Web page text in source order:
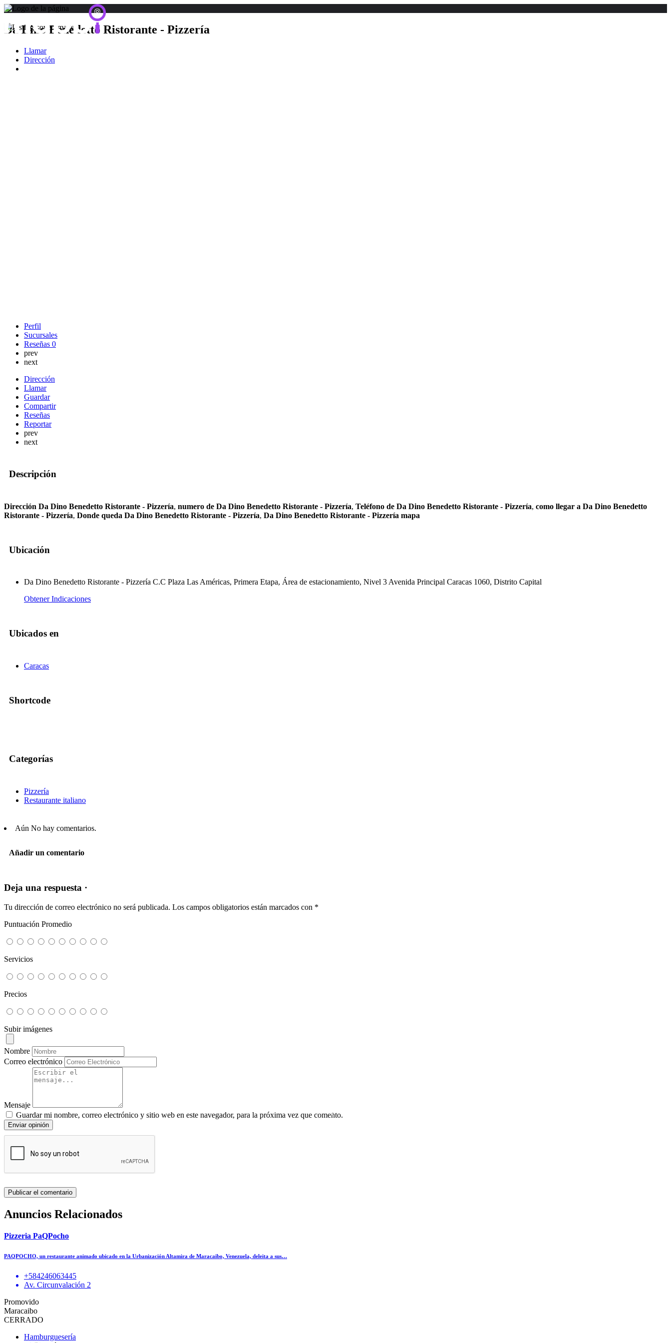
Da Dino Benedetto Ristorante - Pizzería
Llamar
Dirección
Perfil
Sucursales
Reseñas 0
prev
next
Dirección
Llamar
Guardar
Compartir
Reseñas
Reportar
prev
next
Descripción
Dirección Da Dino Benedetto Ristorante - Pizzería, numero de Da Dino Benedetto Ristorante - Pizzería, Teléfono de Da Dino Benedetto Ristorante - Pizzería, como llegar a Da Dino Benedetto
Ristorante - Pizzería, Donde queda Da Dino Benedetto Ristorante - Pizzería, Da Dino Benedetto Ristorante - Pizzería mapa
Ubicación
Da Dino Benedetto Ristorante - Pizzería C.C Plaza Las Américas, Primera Etapa, Área de estacionamiento, Nivel 3 Avenida Principal Caracas 1060, Distrito Capital
Obtener Indicaciones
Ubicados en
Caracas
Shortcode
Categorías
Pizzería
Restaurante italiano
Aún No hay comentarios.
Añadir un comentario
Deja una respuesta ·
Tu dirección de correo electrónico no será publicada. Los campos obligatorios están marcados con *
Puntuación Promedio
Servicios
Precios
Subir imágenes
Nombre
Correo electrónico
Mensaje
Guardar mi nombre, correo electrónico y sitio web en este navegador, para la próxima vez que comento.
Enviar opinión
Anuncios Relacionados
Pizzeria PaQPocho
PAQPOCHO, un restaurante animado ubicado en la Urbanización Altamira de Maracaibo, Venezuela, deleita a sus…
+584246063445
Av. Circunvalación 2
Promovido
Maracaibo
CERRADO
Hamburguesería